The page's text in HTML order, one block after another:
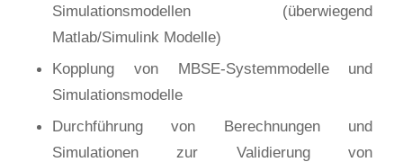
Simulationsmodellen (überwiegend
Matlab/Simulink Modelle)
Kopplung von MBSE-Systemmodelle und
Simulationsmodelle
Durchführung von Berechnungen und
Simulationen zur Validierung von